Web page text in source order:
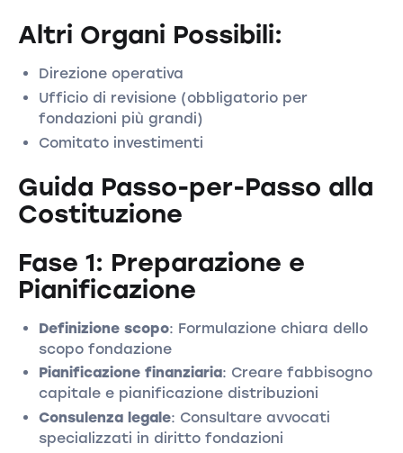
Altri Organi Possibili:
Direzione operativa
Ufficio di revisione (obbligatorio per
fondazioni più grandi)
Comitato investimenti
Guida Passo-per-Passo alla
Costituzione
Fase 1: Preparazione e
Pianificazione
Definizione scopo: Formulazione chiara dello
scopo fondazione
Pianificazione finanziaria: Creare fabbisogno
capitale e pianificazione distribuzioni
Consulenza legale: Consultare avvocati
specializzati in diritto fondazioni